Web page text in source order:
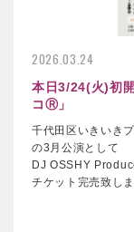
2026.03.24
本日3/24(火)初
コⓇ」
千代田区いきいき
の3月公演として
DJ OSSHY
チケット完売致しま